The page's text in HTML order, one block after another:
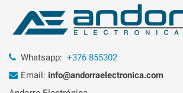
Whatsapp: +376 855302
Email: info@andorraelectronica.com